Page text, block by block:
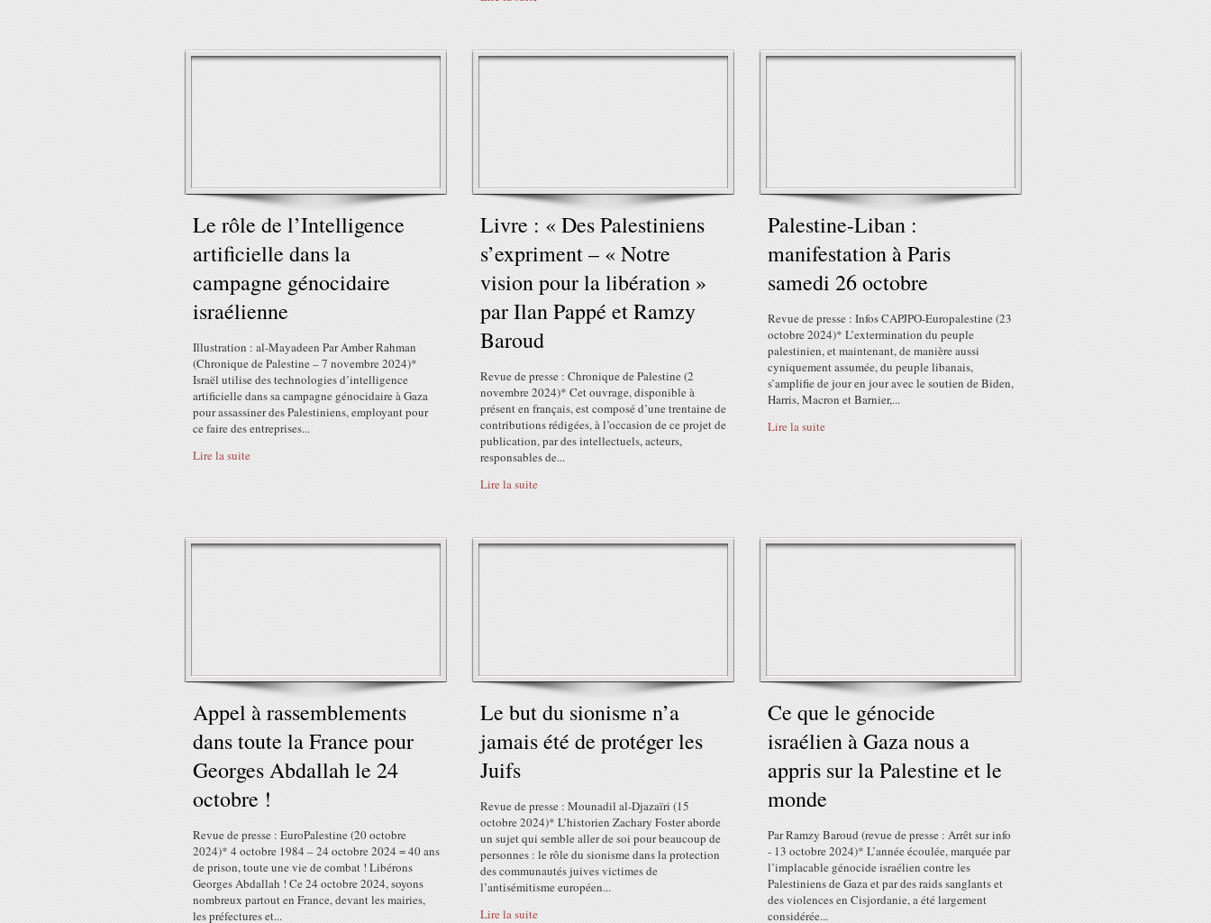
Le rôle de l’Intelligence
artificielle dans la
campagne génocidaire
israélienne
Illustration : al-Mayadeen Par Amber Rahman
(Chronique de Palestine – 7 novembre 2024)*
Israël utilise des technologies d’intelligence
artificielle dans sa campagne génocidaire à Gaza
pour assassiner des Palestiniens, employant pour
ce faire des entreprises...
Lire la suite
Livre : « Des Palestiniens
s’expriment – « Notre
vision pour la libération »
par Ilan Pappé et Ramzy
Baroud
Revue de presse : Chronique de Palestine (2
novembre 2024)* Cet ouvrage, disponible à
présent en français, est composé d’une trentaine de
contributions rédigées, à l’occasion de ce projet de
publication, par des intellectuels, acteurs,
responsables de...
Lire la suite
Palestine-Liban :
manifestation à Paris
samedi 26 octobre
Revue de presse : Infos CAPJPO-Europalestine (23
octobre 2024)* L’extermination du peuple
palestinien, et maintenant, de manière aussi
cyniquement assumée, du peuple libanais,
s’amplifie de jour en jour avec le soutien de Biden,
Harris, Macron et Barnier,...
Lire la suite
Appel à rassemblements
dans toute la France pour
Georges Abdallah le 24
octobre !
Revue de presse : EuroPalestine (20 octobre
2024)* 4 octobre 1984 – 24 octobre 2024 = 40 ans
de prison, toute une vie de combat ! Libérons
Georges Abdallah ! Ce 24 octobre 2024, soyons
nombreux partout en France, devant les mairies,
les préfectures et...
Le but du sionisme n’a
jamais été de protéger les
Juifs
Revue de presse : Mounadil al-Djazaïri (15
octobre 2024)* L’historien Zachary Foster aborde
un sujet qui semble aller de soi pour beaucoup de
personnes : le rôle du sionisme dans la protection
des communautés juives victimes de
l’antisémitisme européen...
Lire la suite
Ce que le génocide
israélien à Gaza nous a
appris sur la Palestine et le
monde
Par Ramzy Baroud (revue de presse : Arrêt sur info
- 13 octobre 2024)* L’année écoulée, marquée par
l’implacable génocide israélien contre les
Palestiniens de Gaza et par des raids sanglants et
des violences en Cisjordanie, a été largement
considérée...